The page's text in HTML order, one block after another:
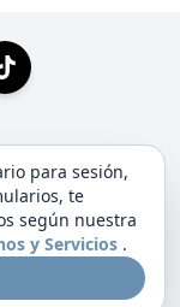
reservados
para sesión,
te
según nuestra
y Servicios .